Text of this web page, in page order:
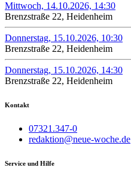
Mittwoch, 14.10.2026, 14:30
Brenzstraße 22, Heidenheim
Donnerstag, 15.10.2026, 10:30
Brenzstraße 22, Heidenheim
Donnerstag, 15.10.2026, 14:30
Brenzstraße 22, Heidenheim
Kontakt
07321.347-0
redaktion@neue-woche.de
Service und Hilfe